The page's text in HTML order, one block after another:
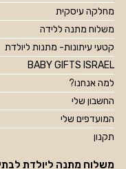
מחלקה עיסקית
משלוח מתנה ללידה
קטעי עיתונות- מתנות ליולדת
BABY GIFTS ISRAEL
למה אנחנו?
החשבון שלי
המועדפים שלי
תקנון
משלוח מתנה ליולדת